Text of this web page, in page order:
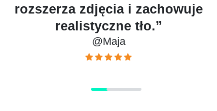
album ślubny. Czysta magia.”
@Natalia